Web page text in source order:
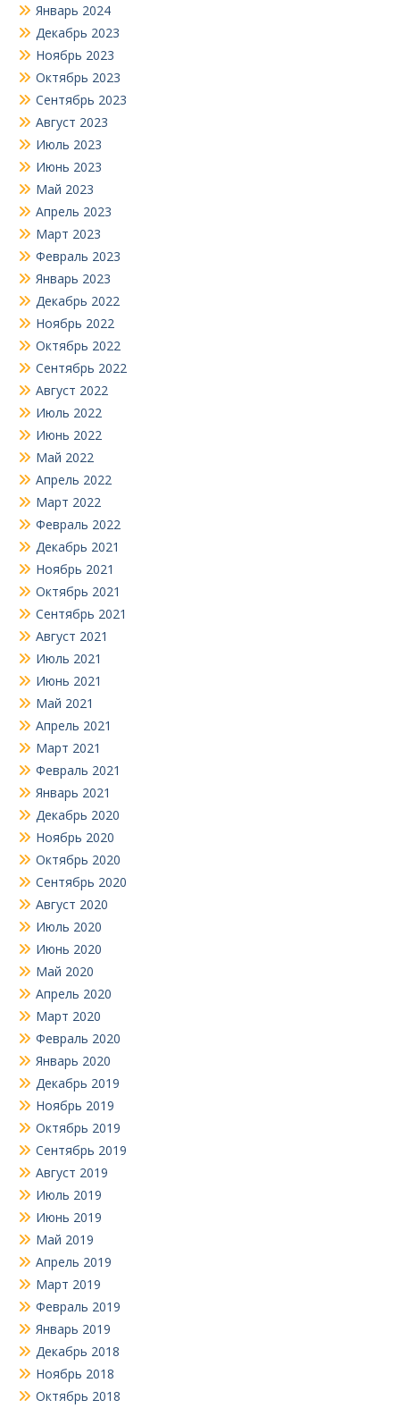
Январь 2024
Декабрь 2023
Ноябрь 2023
Октябрь 2023
Сентябрь 2023
Август 2023
Июль 2023
Июнь 2023
Май 2023
Апрель 2023
Март 2023
Февраль 2023
Январь 2023
Декабрь 2022
Ноябрь 2022
Октябрь 2022
Сентябрь 2022
Август 2022
Июль 2022
Июнь 2022
Май 2022
Апрель 2022
Март 2022
Февраль 2022
Декабрь 2021
Ноябрь 2021
Октябрь 2021
Сентябрь 2021
Август 2021
Июль 2021
Июнь 2021
Май 2021
Апрель 2021
Март 2021
Февраль 2021
Январь 2021
Декабрь 2020
Ноябрь 2020
Октябрь 2020
Сентябрь 2020
Август 2020
Июль 2020
Июнь 2020
Май 2020
Апрель 2020
Март 2020
Февраль 2020
Январь 2020
Декабрь 2019
Ноябрь 2019
Октябрь 2019
Сентябрь 2019
Август 2019
Июль 2019
Июнь 2019
Май 2019
Апрель 2019
Март 2019
Февраль 2019
Январь 2019
Декабрь 2018
Ноябрь 2018
Октябрь 2018